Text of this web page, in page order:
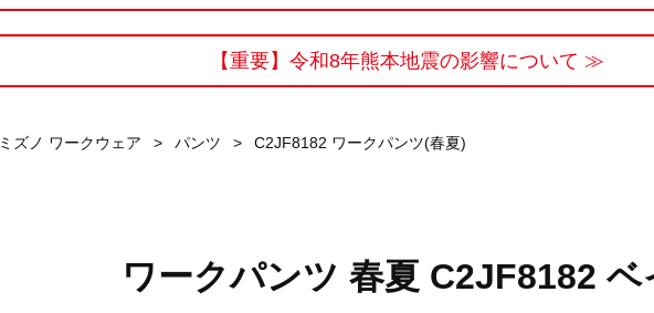
【重要】令和8年熊本地震の影響について ≫
ミズノ ワークウェア > パンツ > C2JF8182 ワークパンツ(春夏)
ワークパンツ 春夏 C2JF8182 ベ